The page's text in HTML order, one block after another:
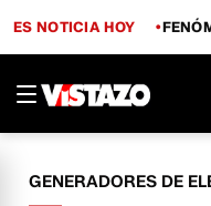
ES NOTICIA HOY
GENERADORES DE